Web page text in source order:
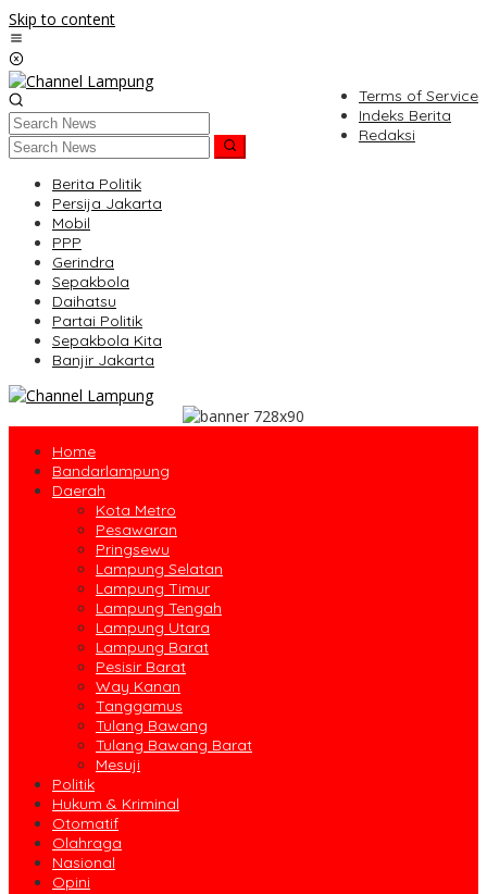
Skip to content
Terms of Service
Indeks Berita
Redaksi
Berita Politik
Persija Jakarta
Mobil
PPP
Gerindra
Sepakbola
Daihatsu
Partai Politik
Sepakbola Kita
Banjir Jakarta
Home
Bandarlampung
Daerah
Kota Metro
Pesawaran
Pringsewu
Lampung Selatan
Lampung Timur
Lampung Tengah
Lampung Utara
Lampung Barat
Pesisir Barat
Way Kanan
Tanggamus
Tulang Bawang
Tulang Bawang Barat
Mesuji
Politik
Hukum & Kriminal
Otomatif
Olahraga
Nasional
Opini